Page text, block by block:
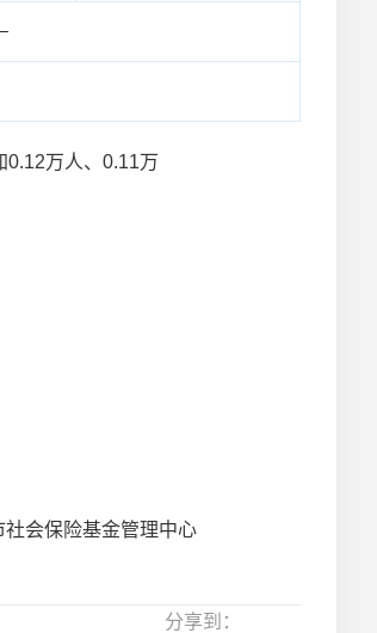
万人、0.11万
社会保险基金管理中心
分享到：